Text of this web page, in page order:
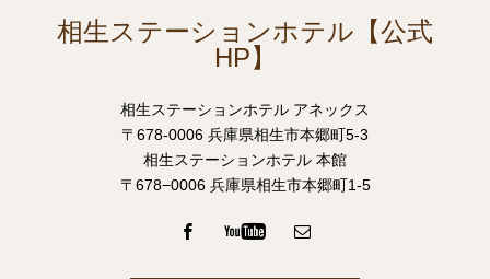
相生ステーションホテル【公式
HP】
相生ステーションホテル アネックス
〒678-0006 兵庫県相生市本郷町5-3
相生ステーションホテル 本館
〒678−0006 兵庫県相生市本郷町1-5